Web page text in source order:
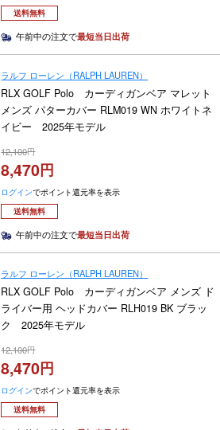
送料無料
午前中の注文で最短当日出荷
ラルフ ローレン（RALPH LAUREN）
RLX GOLF Polo カーディガンベア マレット
メンズ パターカバー RLM019 WN ホワイトネ
イビー 2025年モデル
12,100
8,470
ログインでポイント還元率を表示
送料無料
午前中の注文で最短当日出荷
ラルフ ローレン（RALPH LAUREN）
RLX GOLF Polo カーディガンベア メンズ ド
ライバー用 ヘッドカバー RLH019 BK ブラッ
ク 2025年モデル
12,100
8,470
ログインでポイント還元率を表示
送料無料